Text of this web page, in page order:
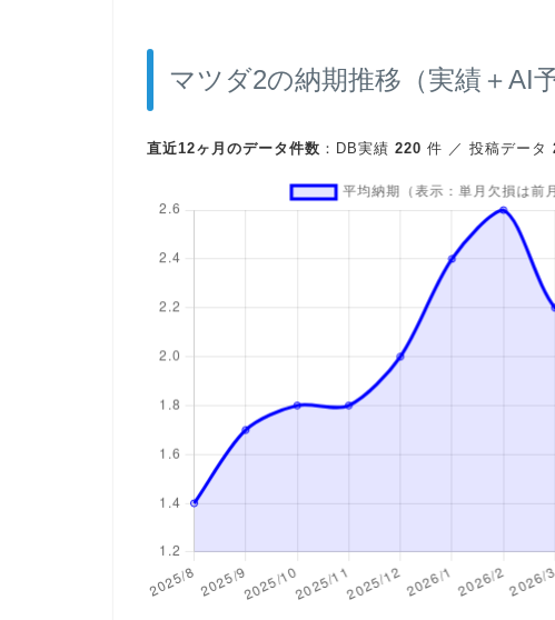
マツダ2の納期推移（実績＋AI予
直近12ヶ月のデータ件数 ：DB実績 220 件 ／ 投稿データ